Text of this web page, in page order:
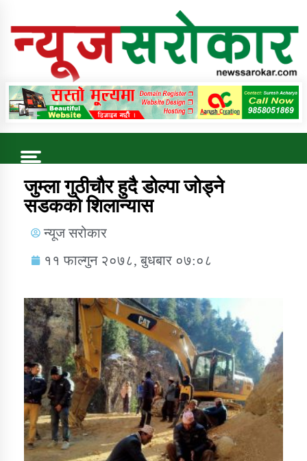
Online News Portal
Trending Now
कुषि बिकास कार्यालय जुम्ला सुचना सन्देश
डिभिजन कार्यालय जुम्लाको सुचना सन्देश
कर्णाली प्रविधि शिक्षालय जुम्लाको सुचना
जुम्ला गुठीचाैर हुदै डाेल्पा जाेड्ने
सडककाे शिलान्यास
न्यूज सरोकार
११ फाल्गुन २०७८, बुधबार ०७:०८